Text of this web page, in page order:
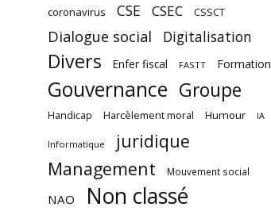
coronavirus CSE CSEC CSSCT
Dialogue social Digitalisation
Divers Enfer fiscal FASTT Formation
Gouvernance Groupe
Handicap Harcèlement moral Humour IA
Informatique
juridique
Management
Mouvement social
NAO Non classé